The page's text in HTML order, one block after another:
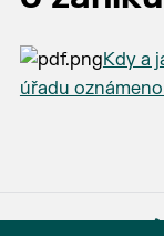
Kdy a
úřadu